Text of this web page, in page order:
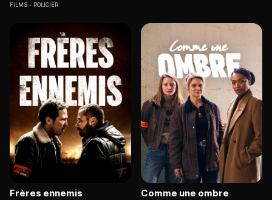
FILMS POLICIER
Frères ennemis Comme une ombre